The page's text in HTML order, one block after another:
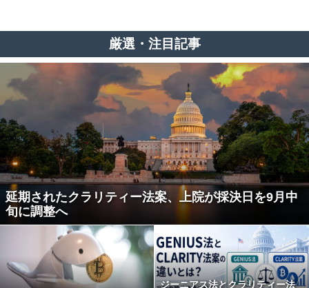
厳選・注目記事
延期されたクラリティー法案、上院が採決日を9月中
旬に調整へ
ジーニアス法とクラリティー法